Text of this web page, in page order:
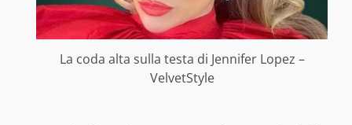
La coda alta sulla testa di Jennifer Lopez –
VelvetStyle